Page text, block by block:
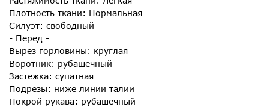
Плотность ткани: Нормальная
Силуэт: свободный
- Перед -
Вырез горловины: круглая
Воротник: рубашечный
Застежка: супатная
Подрезы: ниже линии талии
Покрой рукава: рубашечный